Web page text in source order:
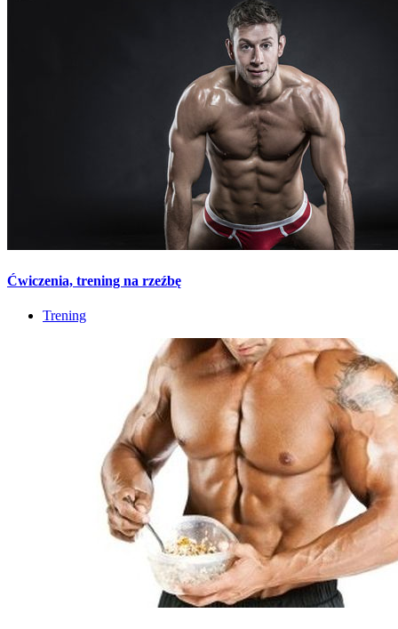
Ćwiczenia, trening na rzeźbę
Trening